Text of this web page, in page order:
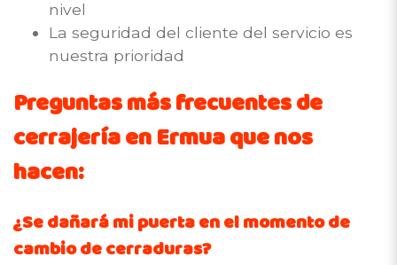
nivel
La seguridad del cliente del servicio es
nuestra prioridad
Preguntas más frecuentes de
cerrajería en Ermua que nos
hacen:
¿Se dañará mi puerta en el momento de
cambio de cerraduras?